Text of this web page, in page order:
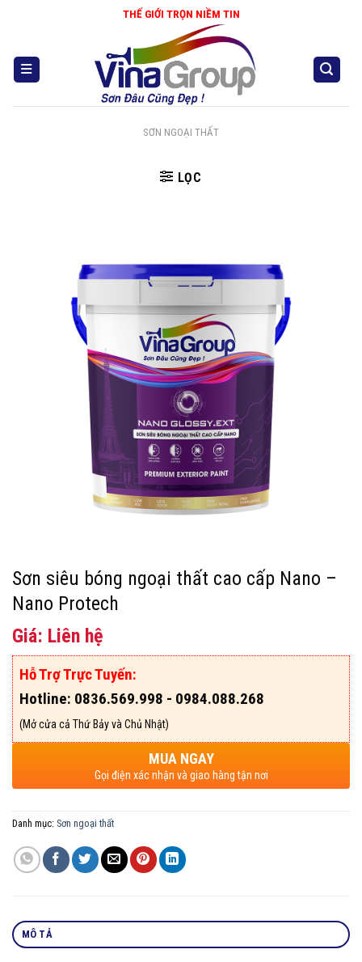
THẾ GIỚI TRỌN NIỀM TIN
SƠN NGOẠI THẤT
LỌC
Sơn siêu bóng ngoại thất cao cấp Nano –
Nano Protech
Giá: Liên hệ
Hỗ Trợ Trực Tuyến:
Hotline: 0836.569.998 - 0984.088.268
(Mở cửa cả Thứ Bảy và Chủ Nhật)
MUA NGAY
Gọi điện xác nhận và giao hàng tận nơi
Danh mục: Sơn ngoại thất
MÔ TẢ